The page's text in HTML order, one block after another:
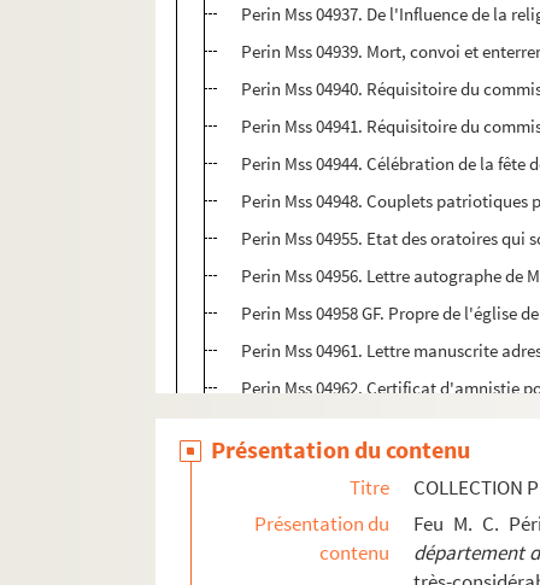
Perin Mss 04937. De l'Influence de la
Perin Mss 04939. Mort, convoi et
Perin Mss 04940. Réquisitoire du
Perin Mss 04941. Réquisitoire du
Perin Mss 04944. Célébration de la fête
Perin Mss 04948. Couplets
Perin Mss 04955. Etat des oratoires qui
Perin Mss 04956. Lettre autographe de
Perin Mss 04958 GF. Propre de l'église
Perin Mss 04961. Lettre manuscrite
Perin Mss 04962. Certificat d'amnistie
Perin Mss 04964 GF. Rapport du
Perin Mss 04965. Dissertation sur le
Perin Mss 04966. Procès-verbal de la
Perin Mss 04978 GF. Registre des
Perin Mss 04981. Annales
Présentation du contenu
Titre
COLLECTION
Présentation du
contenu
Feu M. C.
département